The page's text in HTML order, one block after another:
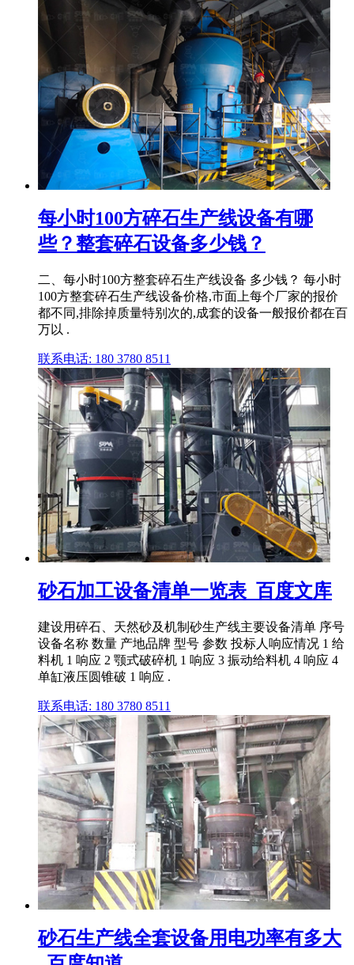
每小时100方碎石生产线设备有哪
些？整套碎石设备多少钱？
二、每小时100方整套碎石生产线设备 多少钱？ 每小时
100方整套碎石生产线设备价格,市面上每个厂家的报价
都不同,排除掉质量特别次的,成套的设备一般报价都在百
万以 .
联系电话: 180 3780 8511
砂石加工设备清单一览表_百度文库
建设用碎石、天然砂及机制砂生产线主要设备清单 序号
设备名称 数量 产地品牌 型号 参数 投标人响应情况 1 给
料机 1 响应 2 颚式破碎机 1 响应 3 振动给料机 4 响应 4
单缸液压圆锥破 1 响应 .
联系电话: 180 3780 8511
砂石生产线全套设备用电功率有多大